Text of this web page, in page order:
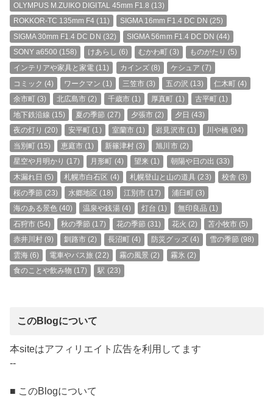
OLYMPUS M.ZUIKO DIGITAL 45mm F1.8 (13)
ROKKOR-TC 135mm F4 (11) SIGMA 16mm F1.4 DC DN (25)
SIGMA 30mm F1.4 DC DN (32) SIGMA 56mm F1.4 DC DN (44)
SONY a6500 (158) けあらし (6) むかわ町 (3) ものがたり (5)
インテリアや家具と家電 (11) カインズ(8) ケシュア (7)
コミック (4) ワークマン (1) 三笠市 (3) 五の沢 (13) 仁木町 (4)
余市町(3) 北広島市 (2) 千歳市(1) 厚真町 (1) 古平町 (1)
地下鉄沿線 (15) 夏の季節 (27) 夕張市 (2) 夕日 (43)
夜の灯り (20) 安平町 (1) 室蘭市(1) 岩見沢市(1) 川や橋 (94)
当別町(15) 恵庭市 (1) 新篠津村(3) 旭川市(2)
星空や月明かり (17) 月形町 (4) 望来 (1) 朝陽や日の出 (33)
木漏れ日 (5) 札幌市白石区 (4) 札幌登山と山の道具 (23) 校舎 (3)
桜の季節 (23) 水郷地区 (18) 江別市 (17) 浦臼町(3)
海のある景色(40) 温泉や銭湯(4) 灯台 (1) 無印良品 (1)
石狩市(54) 秋の季節 (17) 花の季節 (31) 花火 (2) 苫小牧市 (5)
赤井川村(9) 釧路市 (2) 長沼町(4) 防災グッズ(4) 雪の季節 (98)
雲海(6) 電車やバス旅 (22) 霧の風景 (2) 霧氷 (2)
食のことや飲み物 (17) 駅 (23)
このBlogについて
本siteはアフィリエイト広告を利用してます
--
■ このBlogについて